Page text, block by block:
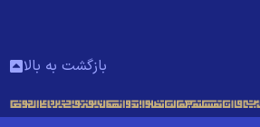
بازگشت به بالا